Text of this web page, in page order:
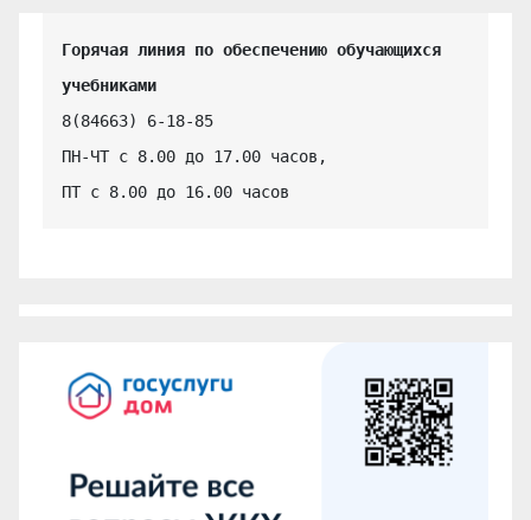
Горячая линия по обеспечению обучающихся
учебниками
8(84663) 6-18-85
ПН-ЧТ с 8.00 до 17.00 часов,
ПТ с 8.00 до 16.00 часов